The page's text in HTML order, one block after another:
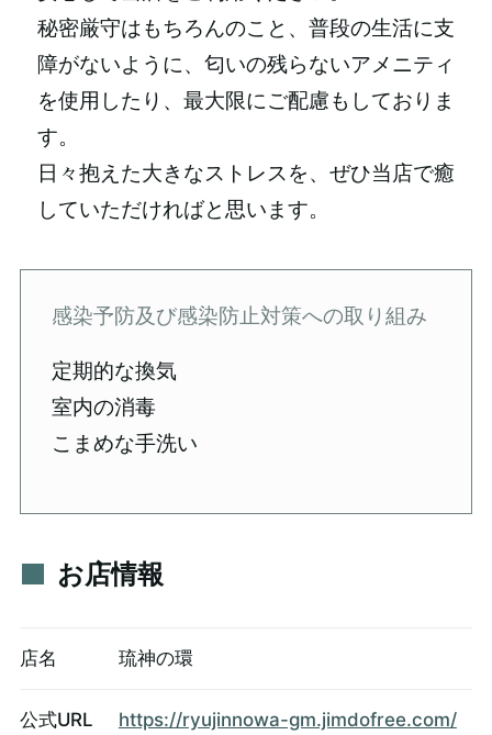
秘密厳守はもちろんのこと、普段の生活に支
障がないように、匂いの残らないアメニティ
を使用したり、最大限にご配慮もしておりま
す。
日々抱えた大きなストレスを、ぜひ当店で癒
していただければと思います。
感染予防及び感染防止対策への取り組み
定期的な換気
室内の消毒
こまめな手洗い
お店情報
店名 琉神の環
公式URL https://ryujinnowa-gm.jimdofree.com/